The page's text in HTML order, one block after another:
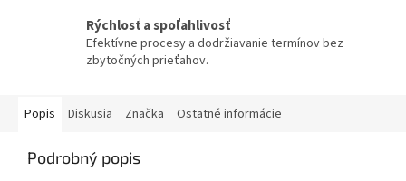
Rýchlosť a spoľahlivosť
Efektívne procesy a dodržiavanie termínov bez
zbytočných prieťahov.
Popis Diskusia Značka Ostatné informácie
Podrobný popis